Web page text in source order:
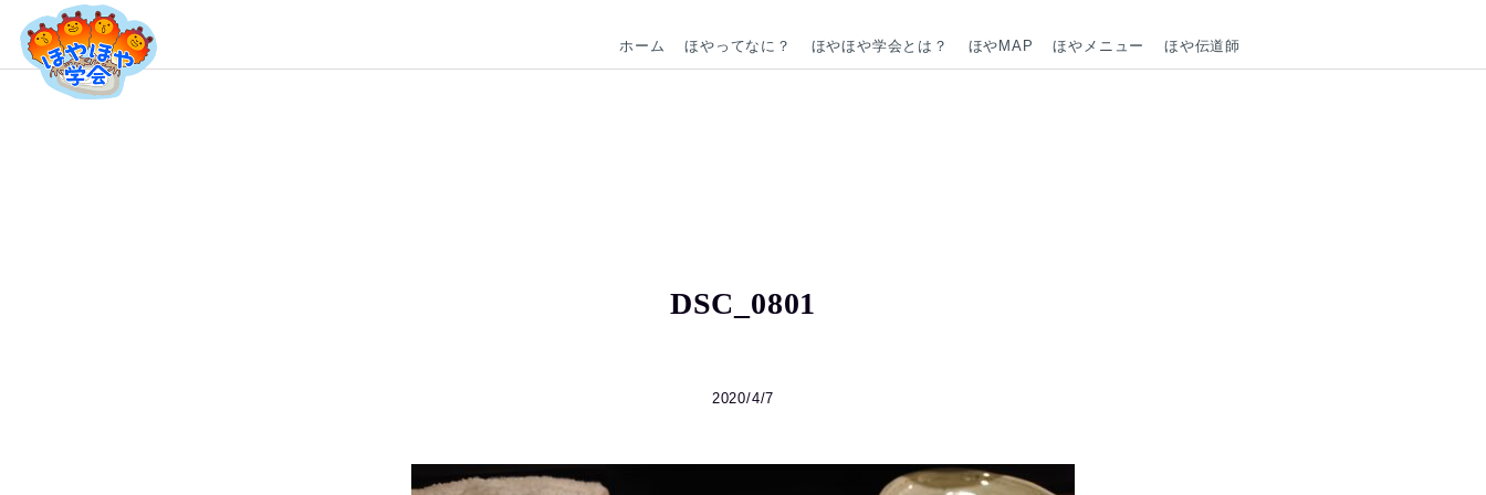
ホーム ほやってなに？ ほやほや学会とは？ ほやMAP ほやメニュー ほや伝道師
DSC_0801
2020/4/7